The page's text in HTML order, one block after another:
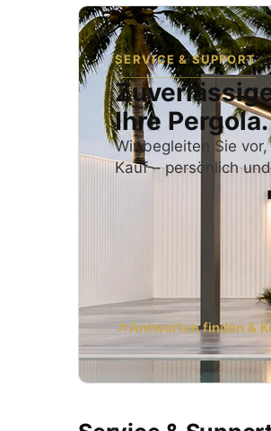
SERVICE & SUPPORT
Ihre Pergola.
Wir begleiten Sie
Kauf – persönlich
Antworten finden &